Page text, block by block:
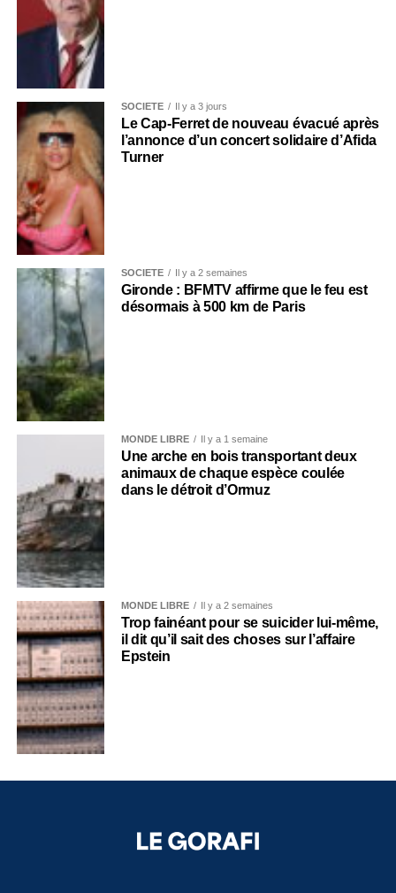
SOCIÉTÉ Il y a 3 jours
Le Cap-Ferret de nouveau évacué après
l’annonce d’un concert solidaire d’Afida
Turner
SOCIÉTÉ Il y a 2 semaines
Gironde : BFMTV affirme que le feu est
désormais à 500 km de Paris
MONDE LIBRE Il y a 1 semaine
Une arche en bois transportant deux
animaux de chaque espèce coulée
dans le détroit d’Ormuz
MONDE LIBRE Il y a 2 semaines
Trop fainéant pour se suicider lui-même,
il dit qu’il sait des choses sur l’affaire
Epstein